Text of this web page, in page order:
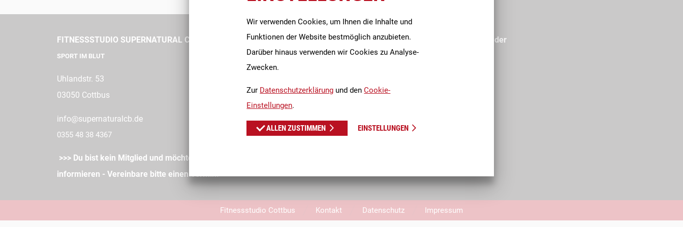
FITNESSSTUDIO SUPERNATURAL COTTBUS
SPORT IM BLUT
Uhlandstr. 53
03050 Cottbus
info@supernaturalcb.de
0355 48 38 4367
>>> Du bist kein Mitglied und möchtest trainieren oder dich
informieren - Vereinbare bitte einen Termin.<<<
Öffnungszeiten für Mitglieder
Montag: 07:00 - 21:00
Fitnessstudio Cottbus Kontakt Datenschutz Impressum
Wir verwenden Cookies, um Ihnen die Inhalte und
Funktionen der Website bestmöglich anzubieten.
Darüber hinaus verwenden wir Cookies zu Analyse-
Zwecken.
Zur Datenschutzerklärung und denCookie-
Einstellungen.
ALLEN ZUSTIMMEN EINSTELLUNGEN